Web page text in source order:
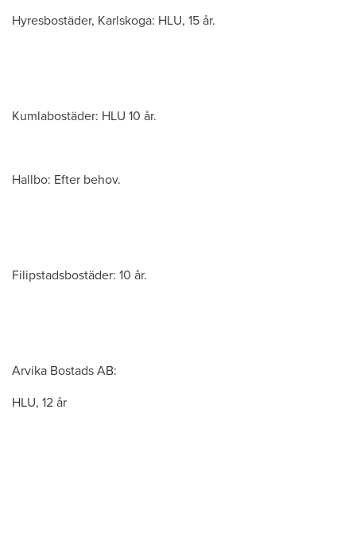
Hyresbostäder, Karlskoga: HLU, 15 år.
Kumlabostäder: HLU 10 år.
Hallbo: Efter behov.
Filipstadsbostäder: 10 år.
Arvika Bostads AB:
HLU, 12 år